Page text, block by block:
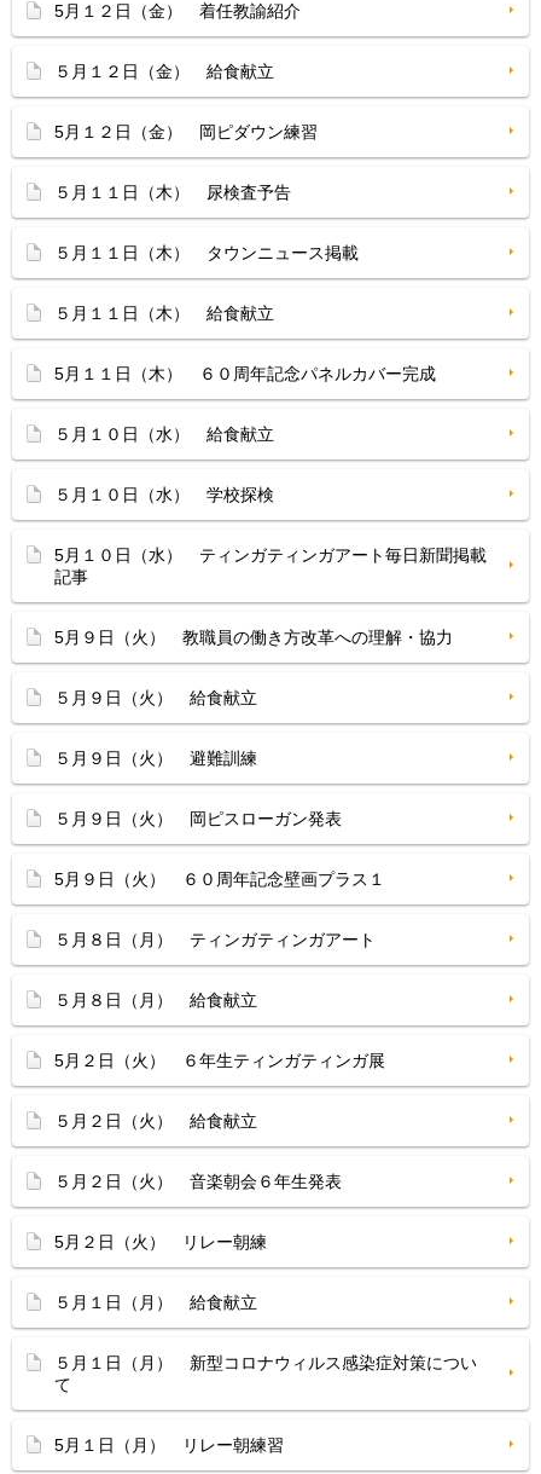
5月１２日（金） 着任教諭紹介
５月１２日（金） 給食献立
5月１２日（金） 岡ピダウン練習
５月１１日（木） 尿検査予告
５月１１日（木） タウンニュース掲載
５月１１日（木） 給食献立
5月１１日（木） ６０周年記念パネルカバー完成
５月１０日（水） 給食献立
５月１０日（水） 学校探検
5月１０日（水） ティンガティンガアート毎日新聞掲載
記事
5月９日（火） 教職員の働き方改革への理解・協力
５月９日（火） 給食献立
５月９日（火） 避難訓練
５月９日（火） 岡ピスローガン発表
5月９日（火） ６０周年記念壁画プラス１
５月８日（月） ティンガティンガアート
５月８日（月） 給食献立
5月２日（火） ６年生ティンガティンガ展
５月２日（火） 給食献立
５月２日（火） 音楽朝会６年生発表
5月２日（火） リレー朝練
５月１日（月） 給食献立
５月１日（月） 新型コロナウィルス感染症対策につい
て
5月１日（月） リレー朝練習